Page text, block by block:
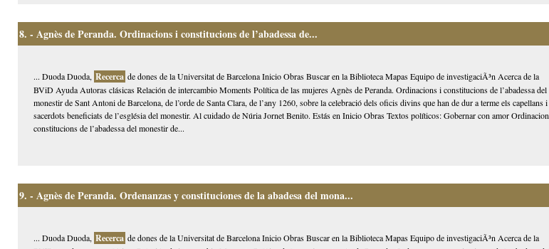
8. - Agnès de Peranda. Ordinacions i constitucions de l’abadessa de...
... Duoda Duoda, Recerca de dones de la Universitat de Barcelona Inicio Obras Buscar en la Biblioteca Mapas Equipo de investigaciÃ³n Acerca de la
BViD Ayuda Autoras clásicas Relación de intercambio Moments Política de las mujeres Agnès de Peranda. Ordinacions i constitucions de l’abadessa del
monestir de Sant Antoni de Barcelona, de l’orde de Santa Clara, de l’any 1260, sobre la celebració dels oficis divins que han de dur a terme els capellans i
sacerdots beneficiats de l’església del monestir. Al cuidado de Núria Jornet Benito. Estás en Inicio Obras Textos políticos: Gobernar con amor
constitucions de l’abadessa del monestir de...
9. - Agnès de Peranda. Ordenanzas y constituciones de la abadesa del mona...
... Duoda Duoda, Recerca de dones de la Universitat de Barcelona Inicio Obras Buscar en la Biblioteca Mapas Equipo de investigaciÃ³n Acerca de la